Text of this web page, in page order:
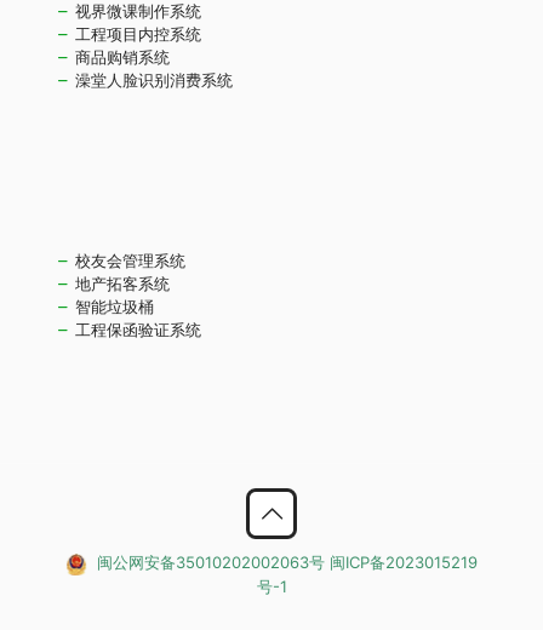
视界微课制作系统
工程项目内控系统
商品购销系统
澡堂人脸识别消费系统
校友会管理系统
地产拓客系统
智能垃圾桶
工程保函验证系统
闽公网安备35010202002063号 闽ICP备2023015219
号-1